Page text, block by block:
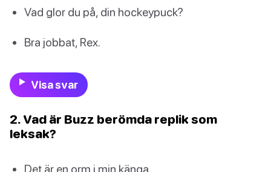
Vad glor du på, din hockeypuck?
Bra jobbat, Rex.
Visa svar
2. Vad är Buzz berömda replik som
leksak?
Det är en orm i min känga.